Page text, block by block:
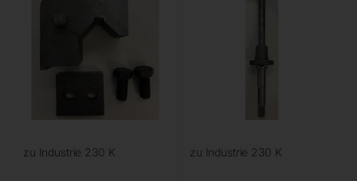
zu Industrie 230 K zu Industrie 230 K